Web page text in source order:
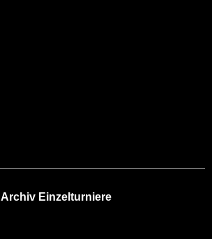
Archiv Einzelturniere